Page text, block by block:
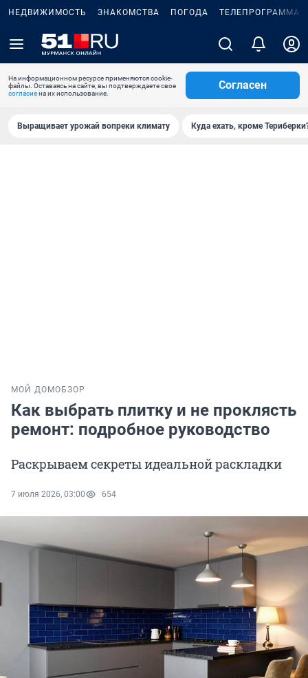
НЕДВИЖИМОСТЬ ЗНАКОМСТВА ПОГОДА ТЕЛЕПРОГРАММА
На информационном ресурсе применяются cookie-
файлы. Оставаясь на сайте, вы подтверждаете свое
согласиена их использование.
Согласен
Выращивает урожай вопреки климату Куда ехать, кроме
МОЙ ДОМОБЗОР
Как выбрать плитку и не проклясть
ремонт: подробное руководство
Раскрываем секреты идеальной раскладки
7 июля 2026, 03:00 654